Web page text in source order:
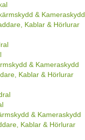
& Kameraskydd
Kablar & Hörlurar
& Kameraskydd
Kablar & Hörlurar
& Kameraskydd
Kablar & Hörlurar